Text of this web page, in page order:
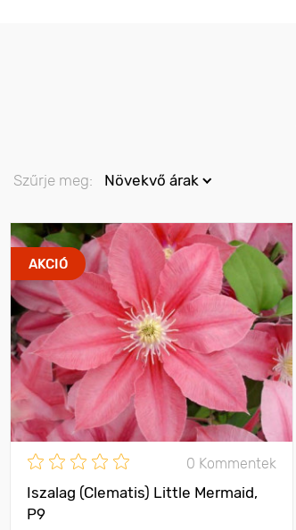
Szűrje meg: Növekvő árak
AKCIÓ
0 Kommentek
Iszalag (Clematis) Little Mermaid,
P9